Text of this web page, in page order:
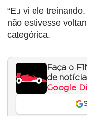
“Eu vi ele
não estivesse
categórica.
Faça o
de
Google